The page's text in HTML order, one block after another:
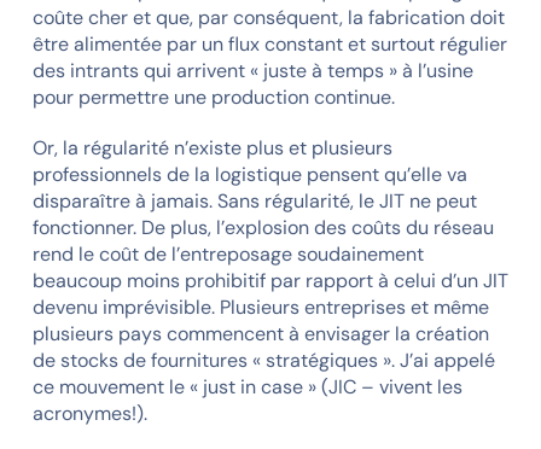
coûte cher et que, par conséquent, la fabrication doit
être alimentée par un flux constant et surtout régulier
des intrants qui arrivent « juste à temps » à l’usine
pour permettre une production continue.
Or, la régularité n’existe plus et plusieurs
professionnels de la logistique pensent qu’elle va
disparaître à jamais. Sans régularité, le JIT ne peut
fonctionner. De plus, l’explosion des coûts du réseau
rend le coût de l’entreposage soudainement
beaucoup moins prohibitif par rapport à celui d’un JIT
devenu imprévisible. Plusieurs entreprises et même
plusieurs pays commencent à envisager la création
de stocks de fournitures « stratégiques ». J’ai appelé
ce mouvement le « just in case » (JIC – vivent les
acronymes!).